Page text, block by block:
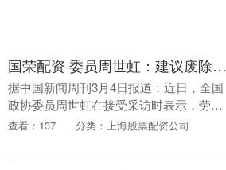
国荣配资 委员周世虹：建议废除劳务派遣制度
据中国新闻周刊3月4日报道：近日，全国
政协委员周世虹在接受采访时表示，劳务
派遣行为已背离“临时性、辅助性、替代
方式，损害了....
查看：137 分类：上海股票配资公司